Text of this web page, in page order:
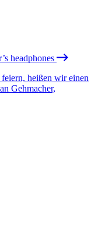
headphones
heißen wir einen
Gehmacher,